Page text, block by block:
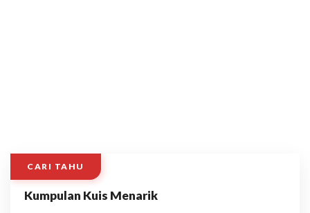
CARI TAHU
Kumpulan Kuis Menarik